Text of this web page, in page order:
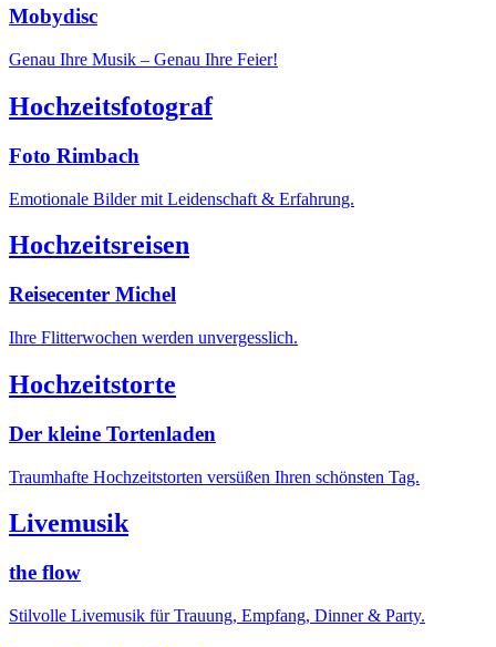
Mobydisc
Genau Ihre Musik – Genau Ihre Feier!
Hochzeitsfotograf
Foto Rimbach
Emotionale Bilder mit Leidenschaft & Erfahrung.
Hochzeitsreisen
Reisecenter Michel
Ihre Flitterwochen werden unvergesslich.
Hochzeitstorte
Der kleine Tortenladen
Traumhafte Hochzeitstorten versüßen Ihren schönsten Tag.
Livemusik
the flow
Stilvolle Livemusik für Trauung, Empfang, Dinner & Party.